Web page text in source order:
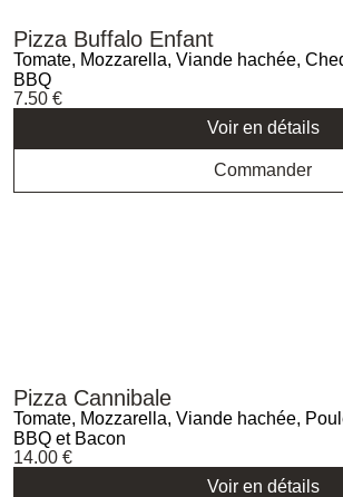
Pizza Buffalo Enfant
Tomate, Mozzarella, Viande hachée,
BBQ
7.50 €
Voir en détails
Commander
Pizza Cannibale
Tomate, Mozzarella, Viande hachée,
BBQ et Bacon
14.00 €
Voir en détails